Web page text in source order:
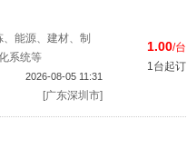
能源、建材、制
系统等
2026-08-05 11:31
[广东深圳市]
1.00/台
1台起订